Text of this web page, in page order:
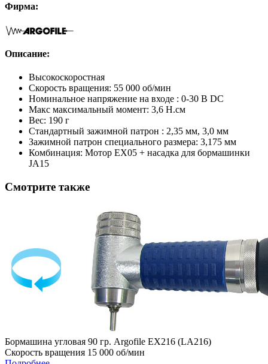
Фирма:
Описание:
Высокоскоростная
Скорость вращения: 55 000 об/мин
Номинальное напряжение на входе : 0-30 В DC
Макс максимальный момент: 3,6 Н.см
Вес: 190 г
Стандартный зажимной патрон : 2,35 мм, 3,0 мм
Зажимной патрон специального размера: 3,175 мм
Комбинация: Мотор EX05 + насадка для бормашинки
JA15
Смотрите также
Бормашина угловая 90 гр. Argofile EX216 (LA216)
Скорость вращения 15 000 об/мин